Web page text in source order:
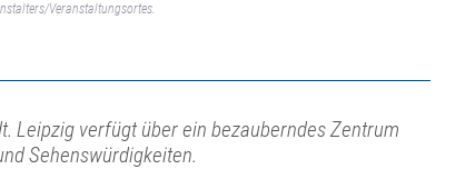
Veranstaltungsortes.
Leipzig verfügt über ein bezauberndes Zentrum
Sehenswürdigkeiten.